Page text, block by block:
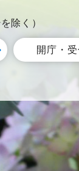
除く）
開庁・